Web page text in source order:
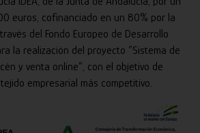
euros, cofinanciado en un 80% por la
del Fondo Europeo de Desarrollo
la realización del proyecto “Sistema de
y venta online”, con el objetivo de
empresarial más competitivo.